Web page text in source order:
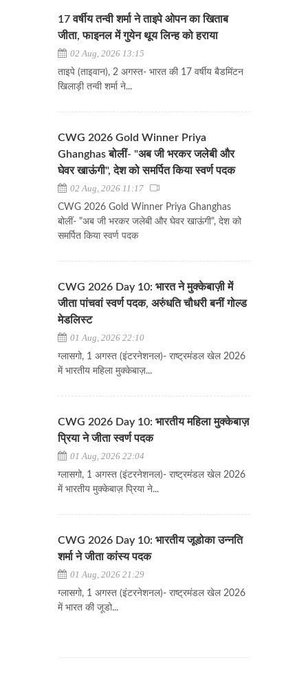
17 वर्षीय तन्वी शर्मा ने ताइपे ओपन का खिताब
जीता, फाइनल में गुयेन थूय लिन्ह को हराया
02 Aug, 2026 13:15
ताइपे (ताइवान), 2 अगस्त- भारत की 17 वर्षीय बैडमिंटन
खिलाड़ी तन्वी शर्मा ने...
CWG 2026 Gold Winner Priya
Ghanghas बोलीं- "अब जी भरकर जलेबी और
घेवर खाऊंगी", देश को समर्पित किया स्वर्ण पदक
02 Aug, 2026 11:17
CWG 2026 Gold Winner Priya Ghanghas
बोलीं- "अब जी भरकर जलेबी और घेवर खाऊंगी", देश को
समर्पित किया स्वर्ण पदक
CWG 2026 Day 10: भारत ने मुक्केबाज़ी में
जीता पांचवां स्वर्ण पदक, अरुंधति चौधरी बनीं गोल्ड
मेडलिस्ट
01 Aug, 2026 22:10
ग्लासगो, 1 अगस्त (इंटरनेशनल)- राष्ट्रमंडल खेल 2026
में भारतीय महिला मुक्केबाज़...
CWG 2026 Day 10: भारतीय महिला मुक्केबाज़
प्रिया ने जीता स्वर्ण पदक
01 Aug, 2026 22:04
ग्लासगो, 1 अगस्त (इंटरनेशनल)- राष्ट्रमंडल खेल 2026
में भारतीय मुक्केबाज़ प्रिया ने...
CWG 2026 Day 10: भारतीय जूडोका उन्नति
शर्मा ने जीता कांस्य पदक
01 Aug, 2026 21:29
ग्लासगो, 1 अगस्त (इंटरनेशनल)- राष्ट्रमंडल खेल 2026
में भारत की जूडो...